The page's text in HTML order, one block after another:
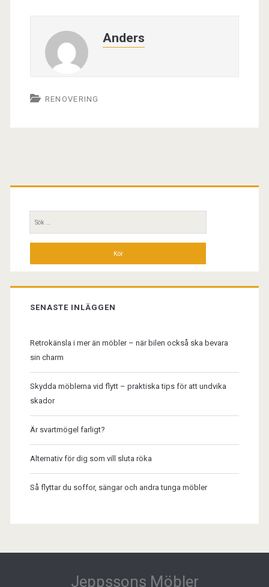
Anders
RENOVERING
Primär
sidopanel
Sök
efter:
SENASTE INLÄGGEN
Retrokänsla i mer än möbler – när bilen också ska bevara
sin charm
Skydda möblerna vid flytt – praktiska tips för att undvika
skador
Är svartmögel farligt?
Alternativ för dig som vill sluta röka
Så flyttar du soffor, sängar och andra tunga möbler
Jeppssons Möbler